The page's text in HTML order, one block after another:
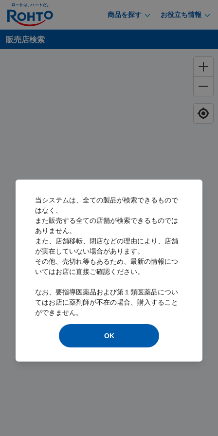
商品を探す お役立ち情報
販売店検索
Loading...
当システムは、全ての製品が検索できるもので
はなく、
また販売する全ての店舗が検索できるものでは
ありません。
また、店舗移転、閉店などの理由により、店舗
が実在していない場合があります。
その他、売切れ等もあるため、最新の情報につ
いてはお店に直接ご確認ください。
なお、要指導医薬品および第１類医薬品につい
てはお店に薬剤師が不在の場合、購入すること
ができません。
OK